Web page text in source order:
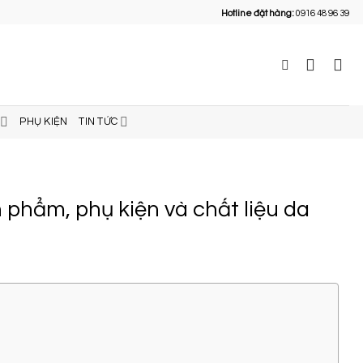
Hotline đặt hàng:0916 48 96 39
PHỤ KIỆN TIN TỨC
phụ kiện và chất liệu da